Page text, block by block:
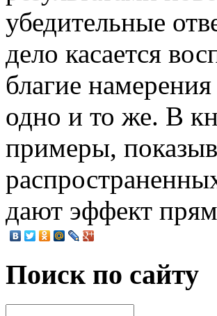
убедительные
дело касается
благие
одно и то же. В
примеры,
дают эффект
Поиск по сайту